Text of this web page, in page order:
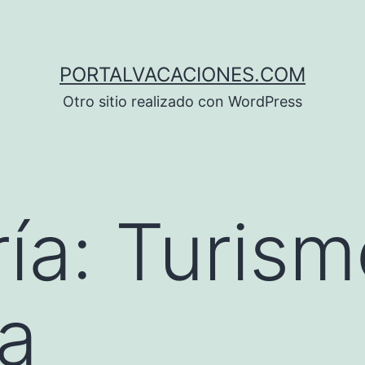
PORTALVACACIONES.COM
Otro sitio realizado con WordPress